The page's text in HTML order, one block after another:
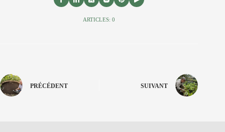
ARTICLES: 0
PRÉCÉDENT SUIVANT